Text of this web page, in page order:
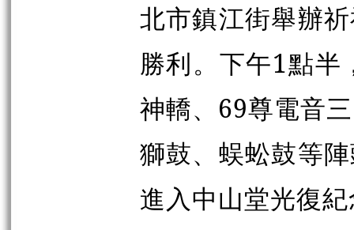
北市鎮江街舉辦
勝利。下午1點半
神轎、69尊電音
獅鼓、蜈蚣鼓等
進入中山堂光復